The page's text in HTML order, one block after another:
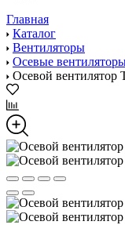
Главная
Каталог
Вентиляторы
Осевые
Осевой вентилятор